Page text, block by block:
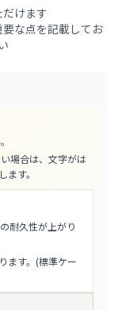
けます
な点を記載してお
場合は、文字がは
す。
耐久性が上がり
ます。(標準ケー